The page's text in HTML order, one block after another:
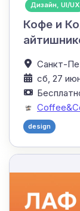
Дизайн, UI/UX
Кофе и
Санкт-
сб, 27
design